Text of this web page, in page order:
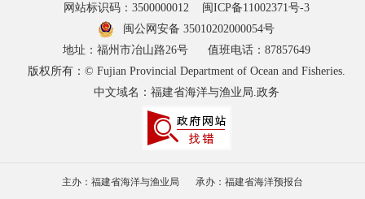
网站标识码：3500000012
闽ICP备11002371号-3
闽公网安备 35010202000054号
地址：福州市冶山路26号
值班电话：87857649
版权所有：© Fujian Provincial Department of Ocean and Fisheries.
中文域名：福建省海洋与渔业局.政务
主办：福建省海洋与渔业局 承办：福建省海洋预报台